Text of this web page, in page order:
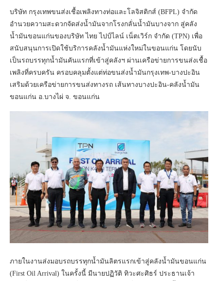
บริษัท กรุงเทพขนส่งเชื้อเพลิงทางท่อและโลจิสติกส์ (BFPL) จำกัด
อำนวยความสะดวกจัดส่งน้ำมันจากโรงกลั่นน้ำมันบางจาก สู่คลัง
น้ำมันขอนแก่นของบริษัท ไทย ไปป์ไลน์ เน็ตเวิร์ก จำกัด (TPN) เพื่อ
สนับสนุนการเปิดใช้บริการคลังน้ำมันแห่งใหม่ในขอนแก่น โดยนับ
เป็นรถบรรทุกน้ำมันคันแรกที่เข้าสู่คลังฯ ผ่านเครือข่ายการขนส่งเชื้อ
เพลิงที่ครบครัน ครอบคลุมตั้งแต่ท่อขนส่งน้ำมันกรุงเทพ-บางปะอิน
เสริมด้วยเครือข่ายการขนส่งทางรถ เส้นทางบางปะอิน-คลังน้ำมัน
ขอนแก่น อ.บางไผ่ จ. ขอนแก่น
ภายในงานส่งมอบรถบรรทุกน้ำมันลิตรแรกเข้าสู่คลังน้ำมันขอนแก่น
(First Oil Arrival) ในครั้งนี้ มีนายปฏิวัติ ทิวะศะศิธร์ ประธานเจ้า